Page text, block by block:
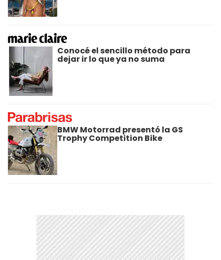
Conocé el sencillo método para
dejar ir lo que ya no suma
BMW Motorrad presentó la GS
Trophy Competition Bike